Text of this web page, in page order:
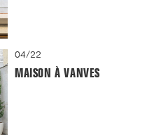
04/22
MAISON À VANVES